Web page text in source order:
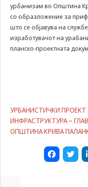
урбанизам во Општина
со образложение за
што се објавува на
изработувачот на
планско-проектната
УРБАНИСТИЧКИ ПРОЕКТ
ИНФРАСТРУКТУРА –
ОПШТИНА КРИВА